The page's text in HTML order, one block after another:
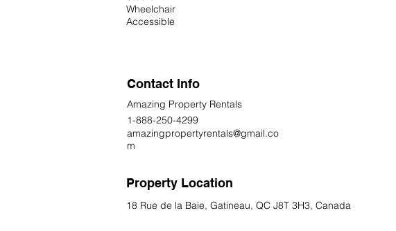
Wheelchair
Accessible
Contact Info
Amazing Property Rentals
1-888-250-4299
amazingpropertyrentals@gmail.co
m
Property Location
18 Rue de la Baie, Gatineau, QC J8T 3H3, Canada